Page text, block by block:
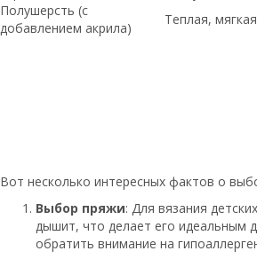
Полушерсть (с
добавлением акрила)
Теплая,
Вот несколько интересных фактов о
Выбор пряжи: Для вязания
дышит, что делает его идеальным
обратить внимание на